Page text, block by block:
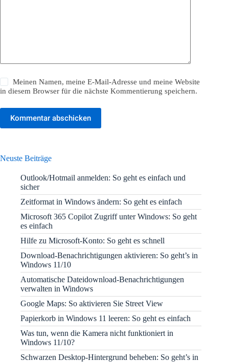
Meinen Namen, meine E-Mail-Adresse und meine Website
in diesem Browser für die nächste Kommentierung speichern.
Kommentar abschicken
Neuste Beiträge
Outlook/Hotmail anmelden: So geht es einfach und
sicher
Zeitformat in Windows ändern: So geht es einfach
Microsoft 365 Copilot Zugriff unter Windows: So geht
es einfach
Hilfe zu Microsoft-Konto: So geht es schnell
Download-Benachrichtigungen aktivieren: So geht’s in
Windows 11/10
Automatische Dateidownload-Benachrichtigungen
verwalten in Windows
Google Maps: So aktivieren Sie Street View
Papierkorb in Windows 11 leeren: So geht es einfach
Was tun, wenn die Kamera nicht funktioniert in
Windows 11/10?
Schwarzen Desktop-Hintergrund beheben: So geht’s in